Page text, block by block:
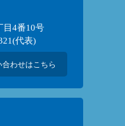
目4番10号
代表)
わせはこちら